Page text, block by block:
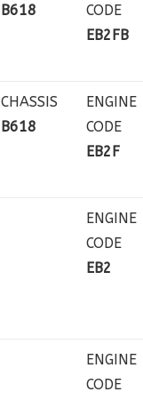
B618
CODE
EB2FB
CHASSIS
B618
ENGINE
CODE
EB2F
ENGINE
CODE
EB2
ENGINE
CODE